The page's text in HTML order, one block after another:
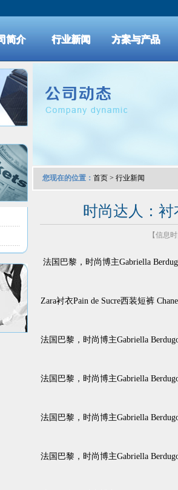
简介 行业新闻 方案与产品
您现在的位置： 首页 > 行业新闻
时尚达人：
【信息
法国巴黎，时尚博主Gabriella
Zara衬衣Pain de Sucre西装短裤
法国巴黎，时尚博主Gabriella
法国巴黎，时尚博主Gabriella
法国巴黎，时尚博主Gabriella
法国巴黎，时尚博主Gabriella